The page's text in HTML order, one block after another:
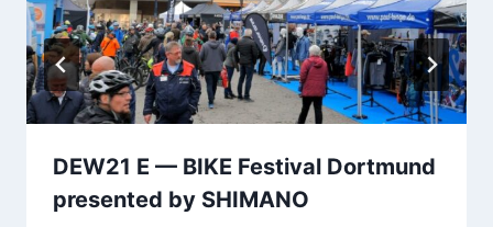
DEW21 E — BIKE Festival Dortmund
presented by SHIMANO